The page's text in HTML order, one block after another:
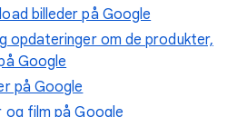
billeder på Google
opdateringer om de produkter,
Google
på Google
film på Google